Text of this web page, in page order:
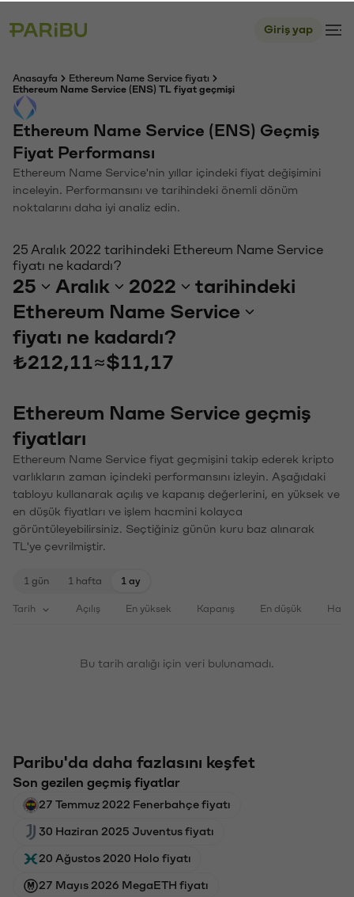
Giriş yap
Anasayfa
Ethereum Name Service fiyatı
Ethereum Name Service (ENS) TL fiyat geçmişi
Ethereum Name Service (ENS) Geçmiş
Fiyat Performansı
Ethereum Name Service'nin yıllar içindeki fiyat değişimini
inceleyin. Performansını ve tarihindeki önemli dönüm
noktalarını daha iyi analiz edin.
25 Aralık 2022 tarihindeki Ethereum Name Service
fiyatı ne kadardı?
25 Aralık 2022
tarihindeki
Ethereum Name Service
fiyatı ne kadardı?
₺212,11 ≈$11,17
Ethereum Name Service geçmiş
fiyatları
Ethereum Name Service fiyat geçmişini takip ederek kripto
varlıkların zaman içindeki performansını izleyin. Aşağıdaki
tabloyu kullanarak açılış ve kapanış değerlerini, en yüksek ve
en düşük fiyatları ve işlem hacmini kolayca
görüntüleyebilirsiniz. Seçtiğiniz günün kuru baz alınarak
TL'ye çevrilmiştir.
1 gün 1 hafta 1 ay
Tarih Açılış En yüksek Kapanış En düşük
Bu tarih aralığı için veri bulunamadı.
Paribu'da daha fazlasını keşfet
Son gezilen geçmiş fiyatlar
27 Temmuz 2022 Fenerbahçe fiyatı
30 Haziran 2025 Juventus fiyatı
20 Ağustos 2020 Holo fiyatı
27 Mayıs 2026 MegaETH fiyatı